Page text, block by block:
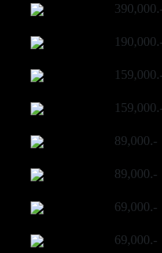
89,000.-
89,000.-
69,000.-
69,000.-